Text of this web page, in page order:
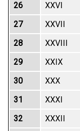
26
XXVI
27
XXVII
28
XXVIII
29
XXIX
30
XXX
31
XXXI
32
XXXII